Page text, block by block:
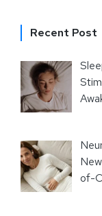
Recent Post
of-